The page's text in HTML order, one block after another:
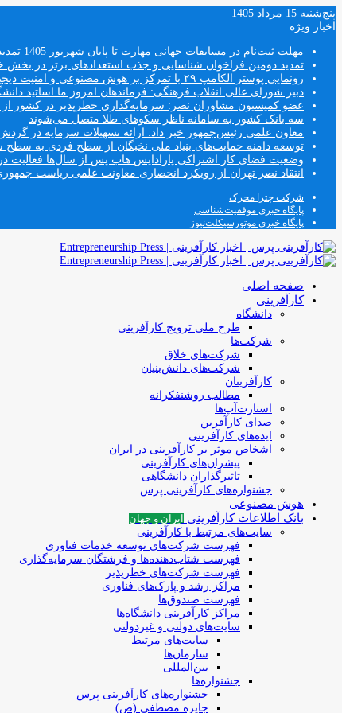
پنج‌شنبه 15 مرداد 1405
اخبار ویژه
مهلت ثبت‌نام در مسابقات جهانی مهارت تا پایان شهریور 1405 تمدید شد
تمدید دومین فراخوان شناسایی و جذب استعدادهای برتر در
رونمایی پوستر الکامپ ۲۹ با تمرکز بر هوش مصنوعی و امنیت دیجیتال
دبیر شورای عالی انقلاب فرهنگی: فرماندهان امروز ما اساتید
عضو کمیسیون مشاوران نصر: سرمایه‌گذاری خطرپذیر در کشور
سه بانک کشور به سامانه ناظر سکوهای طلا متصل می‌شوند
معاون علمی رئیس‌جمهور خبر داد: ارائه تسهیلات سرمایه در گردش تا سقف ۱۰۰ درصد فروش
توسعه دامنه حمایت‌های بنیاد ملی نخبگان از سطح فردی به
وضعیت فضای کار اشتراکی پارادایس هاب پس از سال‌ها فعالیت در
انتقاد نصر تهران از رویکرد انحصاری معاونت علمی ریاست
شرکت چترا محرک
پایگاه خبری موفقیت‌شناسی
پایگاه خبری موتورسیکلت‌نیوز
صفحه اصلی
کارآفرینی
دانشگاه
طرح ملی ترویج کارآفرینی
شرکت‌ها
شرکت‌های خلاق
شرکت‌های دانش‌بنیان
کارآفرینان
مطالب روشنفکرانه
استارت‌آپ‌ها
صدای کارآفرین
ایده‌های کارآفرینی
اشخاص موثر بر کارآفرینی در ایران
پیشران‌های کارآفرینی
تاثیرگذاران دانشگاهی
جشنواره‌های کارآفرینی‌ پرس
هوش مصنوعی
بانک اطلاعات کارآفرینی
ایران و جهان
سایت‌های مرتبط با کارآفرینی
فهرست شرکت‌های‌‌ توسعه‌ خدمات فناوری
فهرست شتاب‌دهنده‌ها‌ و فرشتگان‌ سرمایه‌گذاری
فهرست شرکت‌های خطرپذیر
مراکز رشد و پارک‌های فناوری
فهرست صندوق‌ها
مراکز کارآفرینی دانشگاه‌ها
سایت‌های دولتی و غیردولتی
سایت‌های مرتبط
سازمان‌ها
بین‌المللی
جشنواره‌ها
جشنواره‌های کارآفرینی‌ پرس
جایزه مصطفی (ص)